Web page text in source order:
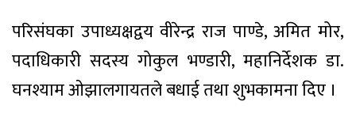
परिसंघका उपाध्यक्षद्वय वीरेन्द्र राज पाण्डे, अमित मोर,
पदाधिकारी सदस्य गोकुल भण्डारी, महानिर्देशक डा.
घनश्याम ओझालगायतले बधाई तथा शुभकामना दिए ।